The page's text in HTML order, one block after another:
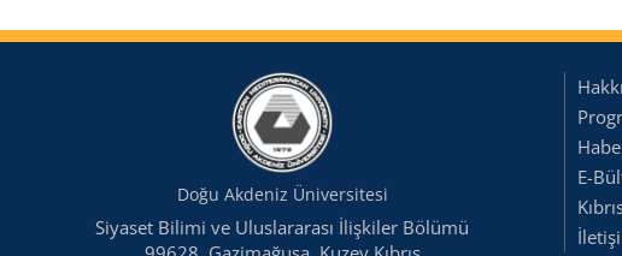
Doğu Akdeniz Üniversitesi
Siyaset Bilimi ve Uluslararası İlişkiler Bölümü
E-